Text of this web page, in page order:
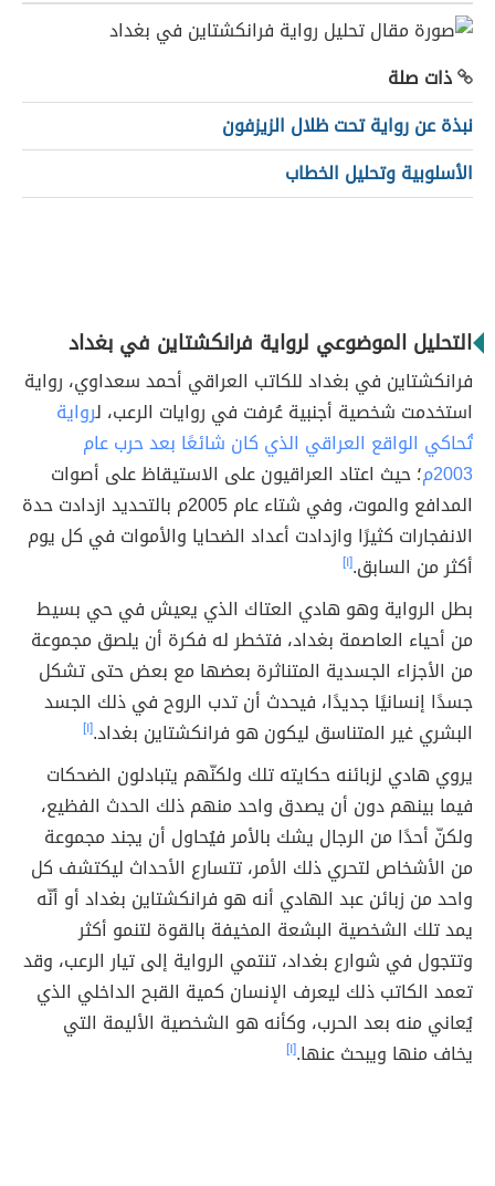
ذات صلة
نبذة عن رواية تحت ظلال الزيزفون
الأسلوبية وتحليل الخطاب
التحليل الموضوعي لرواية فرانكشتاين في بغداد
فرانكشتاين في بغداد للكاتب العراقي أحمد سعداوي، رواية
استخدمت شخصية أجنبية عُرفت في روايات الرعب، لرواية
تُحاكي الواقع العراقي الذي كان شائعًا بعد حرب عام
2003م ؛ حيث اعتاد العراقيون على الاستيقاظ على أصوات
المدافع والموت، وفي شتاء عام 2005م بالتحديد ازدادت حدة
الانفجارات كثيرًا وازدادت أعداد الضحايا والأموات في كل يوم
أكثر من السابق.[١]
بطل الرواية وهو هادي العتاك الذي يعيش في حي بسيط
من أحياء العاصمة بغداد، فتخطر له فكرة أن يلصق مجموعة
من الأجزاء الجسدية المتناثرة بعضها مع بعض حتى تشكل
جسدًا إنسانيًا جديدًا، فيحدث أن تدب الروح في ذلك الجسد
البشري غير المتناسق ليكون هو فرانكشتاين بغداد.[١]
يروي هادي لزبائنه حكايته تلك ولكنّهم يتبادلون الضحكات
فيما بينهم دون أن يصدق واحد منهم ذلك الحدث الفظيع،
ولكنّ أحدًا من الرجال يشك بالأمر فيُحاول أن يجند مجموعة
من الأشخاص لتحري ذلك الأمر، تتسارع الأحداث ليكتشف كل
واحد من زبائن عبد الهادي أنه هو فرانكشتاين بغداد أو أنّه
يمد تلك الشخصية البشعة المخيفة بالقوة لتنمو أكثر
وتتجول في شوارع بغداد، تنتمي الرواية إلى تيار الرعب، وقد
تعمد الكاتب ذلك ليعرف الإنسان كمية القبح الداخلي الذي
يُعاني منه بعد الحرب، وكأنه هو الشخصية الأليمة التي
يخاف منها ويبحث عنها.[١]